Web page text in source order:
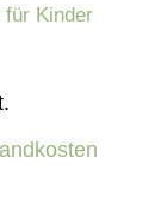
für Kinder